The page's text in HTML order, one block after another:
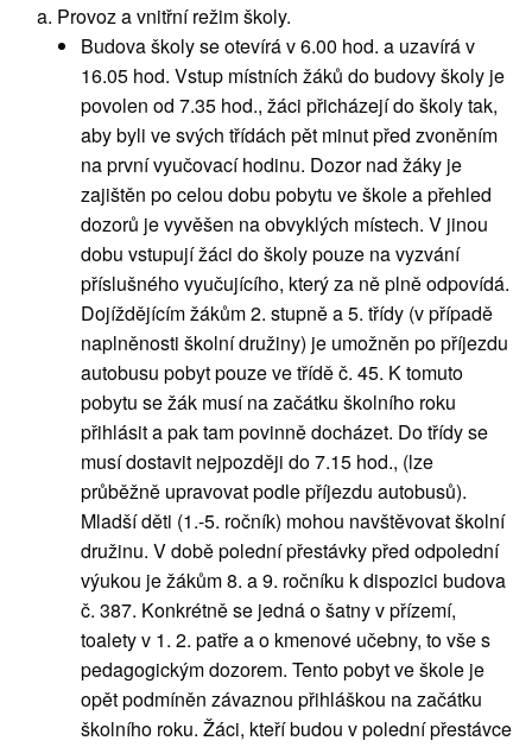
Provoz a vnitřní režim školy.
Budova školy se otevírá v 6.00 hod. a uzavírá v
16.05 hod. Vstup místních žáků do budovy školy je
povolen od 7.35 hod., žáci přicházejí do školy tak,
aby byli ve svých třídách pět minut před zvoněním
na první vyučovací hodinu. Dozor nad žáky je
zajištěn po celou dobu pobytu ve škole a přehled
dozorů je vyvěšen na obvyklých místech. V jinou
dobu vstupují žáci do školy pouze na vyzvání
příslušného vyučujícího, který za ně plně odpovídá.
Dojíždějícím žákům 2. stupně a 5. třídy (v případě
naplněnosti školní družiny) je umožněn po příjezdu
autobusu pobyt pouze ve třídě č. 45. K tomuto
pobytu se žák musí na začátku školního roku
přihlásit a pak tam povinně docházet. Do třídy se
musí dostavit nejpozději do 7.15 hod., (lze
průběžně upravovat podle příjezdu autobusů).
Mladší děti (1.-5. ročník) mohou navštěvovat školní
družinu. V době polední přestávky před odpolední
výukou je žákům 8. a 9. ročníku k dispozici budova
č. 387. Konkrétně se jedná o šatny v přízemí,
toalety v 1. 2. patře a o kmenové učebny, to vše s
pedagogickým dozorem. Tento pobyt ve škole je
opět podmíněn závaznou přihláškou na začátku
školního roku. Žáci, kteří budou v polední přestávce